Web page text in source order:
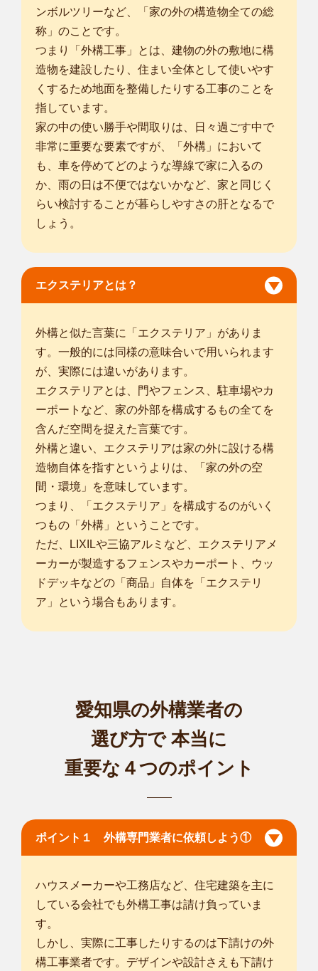
ンボルツリーなど、「家の外の構造物全ての総
称」のことです。
つまり「外構工事」とは、建物の外の敷地に構
造物を建設したり、住まい全体として使いやす
くするため地面を整備したりする工事のことを
指しています。
家の中の使い勝手や間取りは、日々過ごす中で
非常に重要な要素ですが、「外構」において
も、車を停めてどのような導線で家に入るの
か、雨の日は不便ではないかなど、家と同じく
らい検討することが暮らしやすさの肝となるで
しょう。
エクステリアとは？
外構と似た言葉に「エクステリア」がありま
す。一般的には同様の意味合いで用いられます
が、実際には違いがあります。
エクステリアとは、門やフェンス、駐車場やカ
ーポートなど、家の外部を構成するもの全てを
含んだ空間を捉えた言葉です。
外構と違い、エクステリアは家の外に設ける構
造物自体を指すというよりは、「家の外の空
間・環境」を意味しています。
つまり、「エクステリア」を構成するのがいく
つもの「外構」ということです。
ただ、LIXILや三協アルミなど、エクステリアメ
ーカーが製造するフェンスやカーポート、ウッ
ドデッキなどの「商品」自体を「エクステリ
ア」という場合もあります。
愛知県の外構業者の
選び方で本当に
重要な４つのポイント
ポイント１ 外構専門業者に依頼しよう①
ハウスメーカーや工務店など、住宅建築を主に
している会社でも外構工事は請け負っていま
す。
しかし、実際に工事したりするのは下請けの外
構工事業者です。デザインや設計さえも下請け